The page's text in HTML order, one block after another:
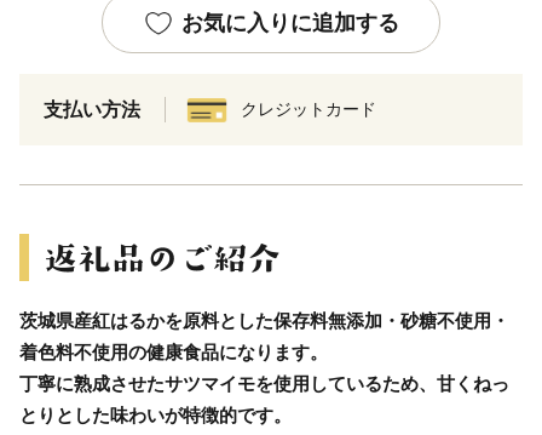
お気に入りに追加する
支払い方法 クレジットカード
茨城県産紅はるかを原料とした保存料無添加・砂糖不使用・
着色料不使用の健康食品になります。
丁寧に熟成させたサツマイモを使用しているため、甘くねっ
とりとした味わいが特徴的です。